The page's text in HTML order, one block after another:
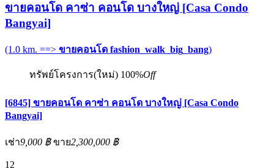
ขายคอนโด คาซ่า คอนโด บางใหญ่ [Casa Condo
Bangyai]
(1.0 km. ==> ขายคอนโด fashion_walk_big_bang)
ทรัพย์โครงการ(ใหม่) 100%Off
[6845] ขายคอนโด คาซ่า คอนโด บางใหญ่ [Casa Condo
Bangyai]
เช่า9,000 ฿ ขาย2,300,000 ฿
12